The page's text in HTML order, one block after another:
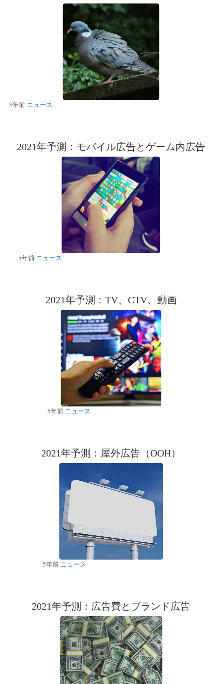
5年前 ニュース
5年前 ニュース
2021年予測：モバイル広告とゲーム内広告
5年前 ニュース
2021年予測：TV、CTV、動画
5年前 ニュース
2021年予測：屋外広告（OOH）
2021年予測：広告費とブランド広告